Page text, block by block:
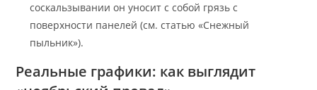
соскальзывании он уносит с собой грязь с
поверхности панелей (см. статью «Снежный
пыльник»).
Реальные графики: как выглядит